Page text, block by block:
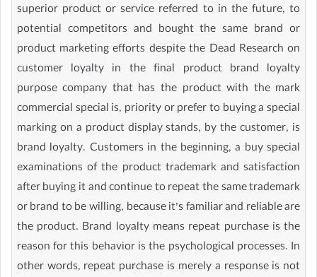
superior product or service referred to in the future, to
potential competitors and bought the same brand or
product marketing efforts despite the Dead Research on
customer loyalty in the final product brand loyalty
purpose company that has the product with the mark
commercial special is, priority or prefer to buying a special
marking on a product display stands, by the customer, is
brand loyalty. Customers in the beginning, a buy special
examinations of the product trademark and satisfaction
after buying it and continue to repeat the same trademark
or brand to be willing, because it’s familiar and reliable are
the product. Brand loyalty means repeat purchase is the
reason for this behavior is the psychological processes. In
other words, repeat purchase is merely a response is not